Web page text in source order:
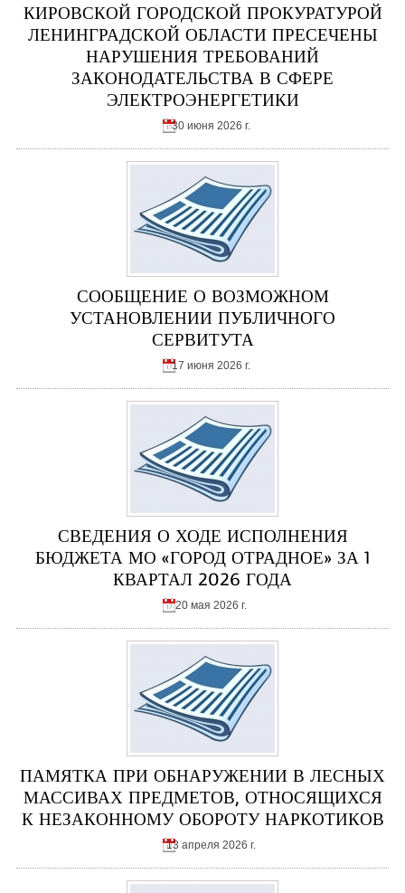
КИРОВСКОЙ ГОРОДСКОЙ ПРОКУРАТУРОЙ
ЛЕНИНГРАДСКОЙ ОБЛАСТИ ПРЕСЕЧЕНЫ
НАРУШЕНИЯ ТРЕБОВАНИЙ
ЗАКОНОДАТЕЛЬСТВА В СФЕРЕ
ЭЛЕКТРОЭНЕРГЕТИКИ
30 июня 2026 г.
СООБЩЕНИЕ О ВОЗМОЖНОМ
УСТАНОВЛЕНИИ ПУБЛИЧНОГО
СЕРВИТУТА
17 июня 2026 г.
СВЕДЕНИЯ О ХОДЕ ИСПОЛНЕНИЯ
БЮДЖЕТА МО «ГОРОД ОТРАДНОЕ» ЗА 1
КВАРТАЛ 2026 ГОДА
20 мая 2026 г.
ПАМЯТКА ПРИ ОБНАРУЖЕНИИ В ЛЕСНЫХ
МАССИВАХ ПРЕДМЕТОВ, ОТНОСЯЩИХСЯ
К НЕЗАКОННОМУ ОБОРОТУ НАРКОТИКОВ
13 апреля 2026 г.